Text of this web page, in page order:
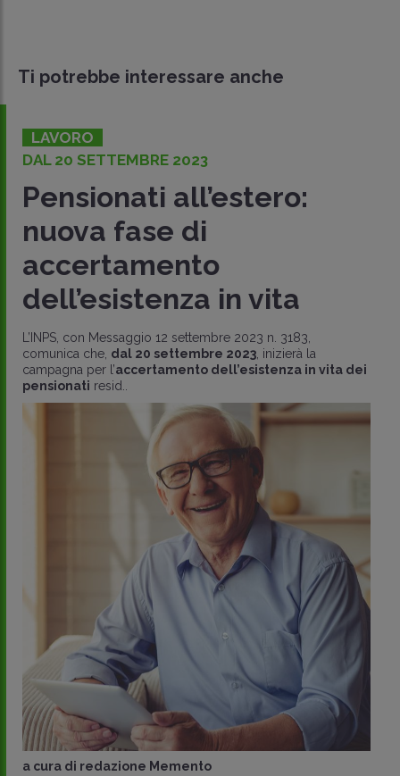
Ti potrebbe interessare anche
LAVORO
DAL 20 SETTEMBRE 2023
Pensionati all’estero:
nuova fase di
accertamento
dell’esistenza in vita
L’INPS, con Messaggio 12 settembre 2023 n. 3183,
comunica che, dal 20 settembre 2023 , inizierà la
campagna per l’accertamento dell’esistenza in vita dei
pensionati resid..
a cura di redazione Memento